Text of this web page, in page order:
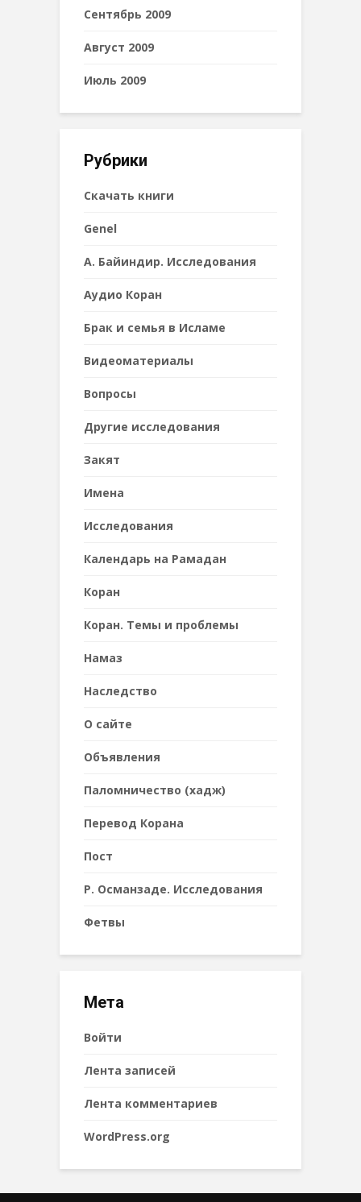
Сентябрь 2009
Август 2009
Июль 2009
Рубрики
Cкачать книги
Genel
А. Байиндир. Исследования
Аудио Коран
Брак и семья в Исламе
Видеоматериалы
Вопросы
Другие исследования
Закят
Имена
Исследования
Календарь на Рамадан
Коран
Коран. Темы и проблемы
Намаз
Наследствo
О сайте
Объявления
Паломничество (хадж)
Перевод Корана
Пост
Р. Османзаде. Исследования
Фетвы
Мета
Войти
Лента записей
Лента комментариев
WordPress.org